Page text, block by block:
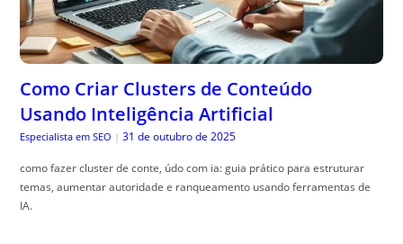
Como Criar Clusters de Conteúdo
Usando Inteligência Artificial
Especialista em SEO | 31 de outubro de 2025
como fazer cluster de conte, údo com ia: guia prático para estruturar
temas, aumentar autoridade e ranqueamento usando ferramentas de
IA.